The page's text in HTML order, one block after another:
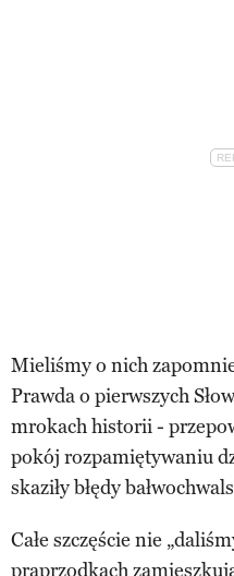
Mieliśmy o nich
Prawda o pierwszych
mrokach historii -
pokój rozpamiętywaniu
skaziły błędy
Całe szczęście nie
praprzodkach